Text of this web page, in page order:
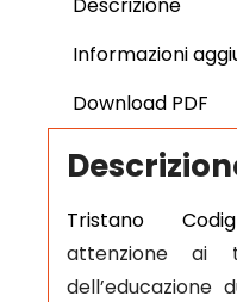
Descrizione
Informazioni
Download PDF
Tristano
attenzione ai
dell’educazione